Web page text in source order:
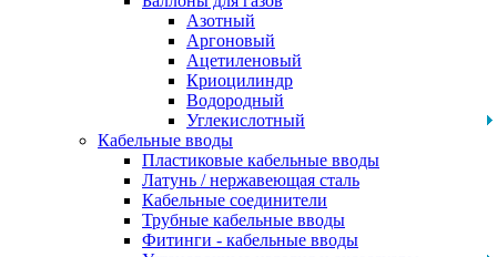
Азотный
Аргоновый
Ацетиленовый
Криоцилиндр
Водородный
Углекислотный
Кабельные вводы
Пластиковые кабельные вводы
Латунь / нержавеющая сталь
Кабельные соединители
Трубные кабельные вводы
Фитинги - кабельные вводы